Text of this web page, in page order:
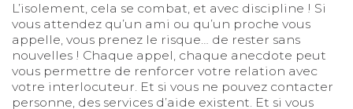
L’isolement, cela se combat, et avec discipline ! Si
vous attendez qu’un ami ou qu’un proche vous
appelle, vous prenez le risque… de rester sans
nouvelles ! Chaque appel, chaque anecdote peut
vous permettre de renforcer votre relation avec
votre interlocuteur. Et si vous ne pouvez contacter
personne, des services d’aide existent. Et si vous